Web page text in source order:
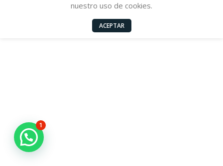
nuestro uso de cookies.
ACEPTAR
1